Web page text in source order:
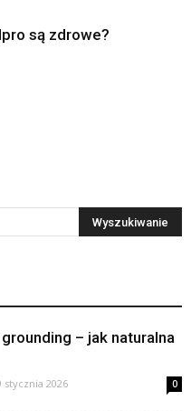
są zdrowe?
– jak naturalna
stycznia 2026 0